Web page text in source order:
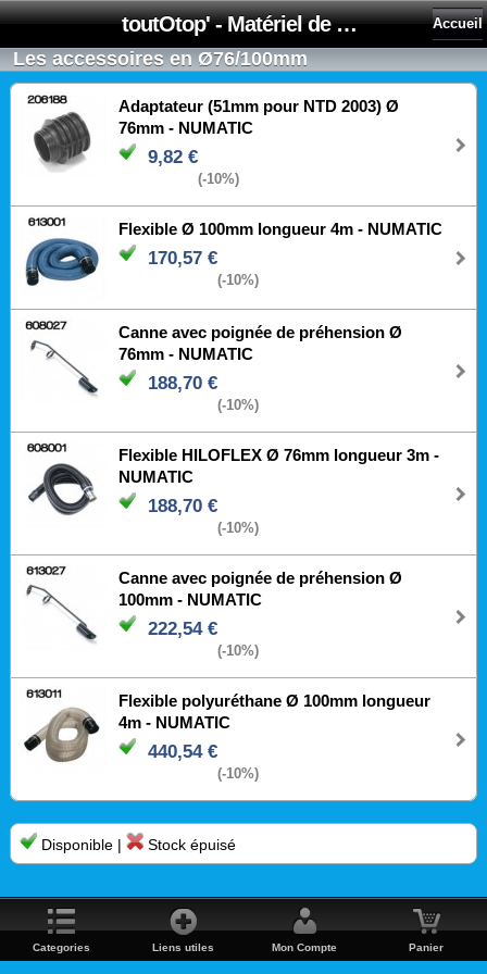
toutOtop' - Matériel de nettoyage, produit d'entretien, lubrifiant pour professionnel et particulier Accueil
Les accessoires en Ø76/100mm
Adaptateur (51mm pour NTD 2003) Ø
76mm - NUMATIC
9,82 €
(-10%)
Flexible Ø 100mm longueur 4m - NUMATIC
170,57 €
(-10%)
Canne avec poignée de préhension Ø
76mm - NUMATIC
188,70 €
(-10%)
Flexible HILOFLEX Ø 76mm longueur 3m -
NUMATIC
188,70 €
(-10%)
Canne avec poignée de préhension Ø
100mm - NUMATIC
222,54 €
(-10%)
Flexible polyuréthane Ø 100mm longueur
4m - NUMATIC
440,54 €
(-10%)
Disponible | Stock épuisé
Categories Liens utiles Mon Compte Panier